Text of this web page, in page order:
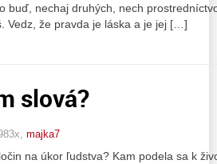
buď, nechaj druhých, nech
Vedz, že pravda je láska a je jej […]
slová?
majka7
na úkor ľudstva? Kam podela sa k